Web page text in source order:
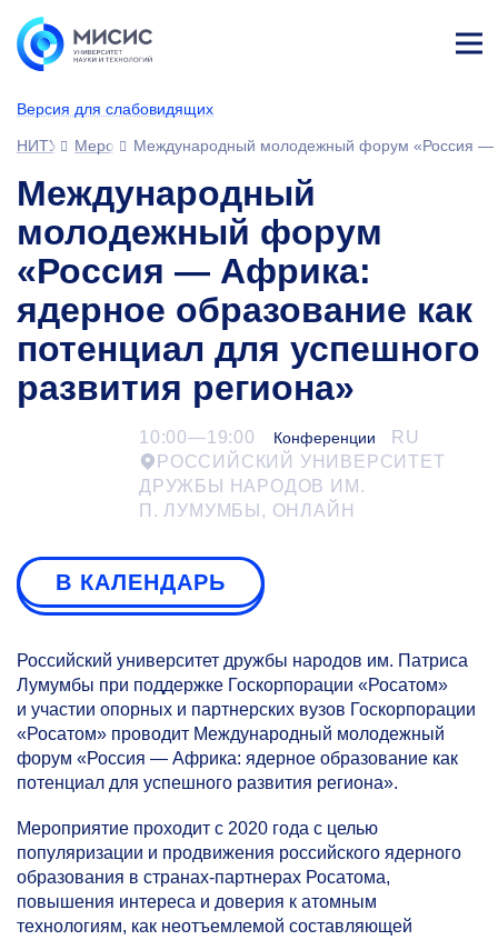
Версия для слабовидящих
ине
НИТУ МИСИСМероприятияМеждународный молодежный форум «Россия —
Международный
молодежный форум
«Россия — Африка:
ядерное образование как
потенциал для успешного
развития региона»
10:00—19:00 Конференции
RU
РОССИЙСКИЙ УНИВЕРСИТЕТ
ДРУЖБЫ НАРОДОВ ИМ.
П. ЛУМУМБЫ, ОНЛАЙН
В КАЛЕНДАРЬ
Российский университет дружбы народов им. Патриса
Лумумбы при поддержке Госкорпорации «Росатом»
и участии опорных и партнерских вузов Госкорпорации
«Росатом» проводит Международный молодежный
форум «Россия — Африка: ядерное образование как
потенциал для успешного развития региона».
Мероприятие проходит с 2020 года с целью
популяризации и продвижения российского ядерного
образования в странах-партнерах Росатома,
повышения интереса и доверия к атомным
технологиям, как неотъемлемой составляющей